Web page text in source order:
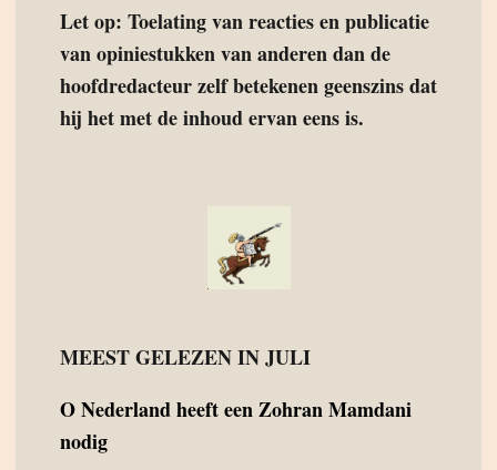
Let op: Toelating van reacties en publicatie
van opiniestukken van anderen dan de
hoofdredacteur zelf betekenen geenszins dat
hij het met de inhoud ervan eens is.
MEEST GELEZEN IN JULI
ONederland heeft een Zohran Mamdani
nodig